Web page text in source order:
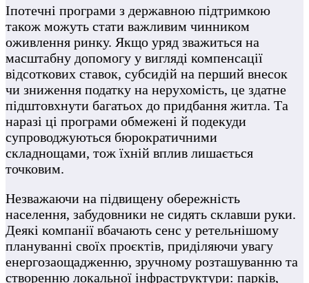
Іпотечні програми з державною підтримкою
також можуть стати важливим чинником
оживлення ринку. Якщо уряд зважиться на
масштабну допомогу у вигляді компенсації
відсоткових ставок, субсидій на перший внесок
чи зниження податку на нерухомість, це здатне
підштовхнути багатьох до придбання житла. Та
наразі ці програми обмежені й подекуди
супроводжуються бюрократичними
складнощами, тож їхній вплив лишається
точковим.
Незважаючи на підвищену обережність
населення, забудовники не сидять склавши руки.
Деякі компанії вбачають сенс у ретельнішому
плануванні своїх проєктів, приділяючи увагу
енергозаощадженню, зручному розташуванню та
створенню локальної інфраструктури: парків,